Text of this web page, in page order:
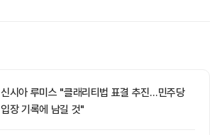
신시아 루미스 "클래리티법 표결 추진…민주당
입장 기록에 남길 것"